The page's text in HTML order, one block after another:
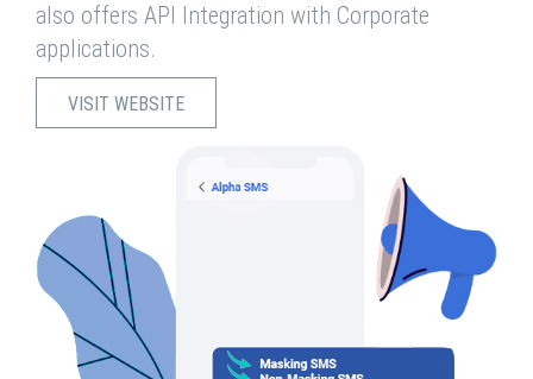
also offers API Integration with Corporate
applications.
VISIT WEBSITE